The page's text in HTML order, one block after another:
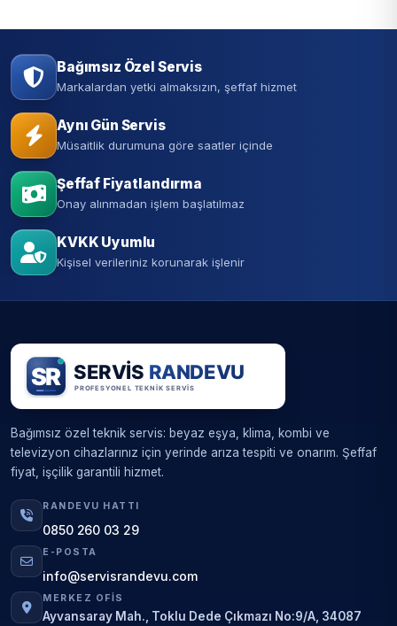
Bağımsız Özel Servis
Markalardan yetki almaksızın, şeffaf hizmet
Aynı Gün Servis
Müsaitlik durumuna göre saatler içinde
Şeffaf Fiyatlandırma
Onay alınmadan işlem başlatılmaz
KVKK Uyumlu
Kişisel verileriniz korunarak işlenir
Bağımsız özel teknik servis: beyaz eşya, klima, kombi ve
televizyon cihazlarınız için yerinde arıza tespiti ve onarım. Şeffaf
fiyat, işçilik garantili hizmet.
RANDEVU HATTI
0850 260 03 29
E-POSTA
info@servisrandevu.com
MERKEZ OFIS
Ayvansaray Mah., Toklu Dede Çıkmazı No:9/A, 34087